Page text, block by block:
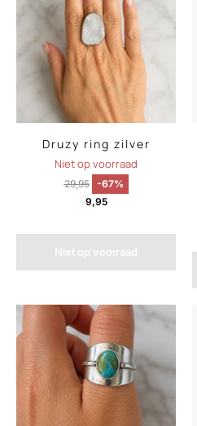
Druzy ring zilver
Niet op voorraad
29,95
-67%
9,95
Niet op voorraad